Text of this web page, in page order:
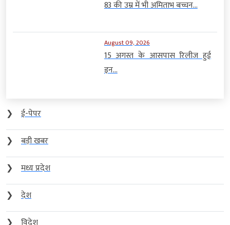
83 की उम्र में भी अमिताभ बच्चन...
August 09, 2026
15 अगस्त के आसपास रिलीज हुई
इन...
❯
ई-पेपर
❯
बड़ी खबर
❯
मध्य प्रदेश
❯
देश